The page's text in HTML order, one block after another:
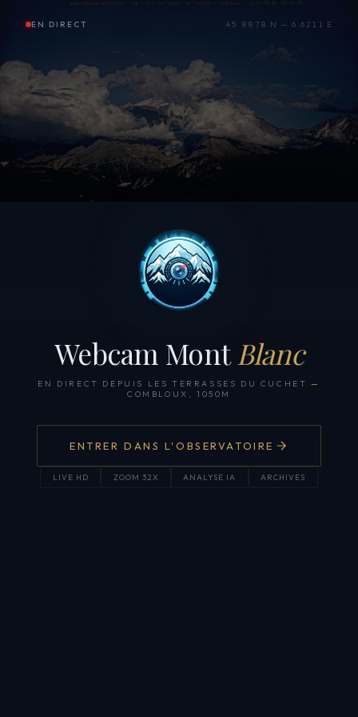
EN DIRECT 45.8878 N — 6.6211 E
Webcam Mont Blanc
EN DIRECT DEPUIS LES TERRASSES DU CUCHET —
COMBLOUX, 1050M
ENTRER DANS L'OBSERVATOIRE
LIVE HD ZOOM 32X ANALYSE IA ARCHIVES